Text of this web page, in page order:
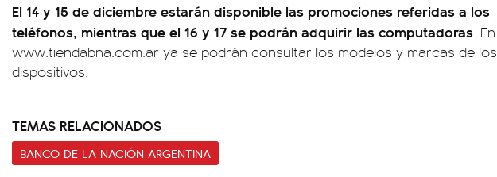
El 14 y 15 de diciembre estarán disponible las promociones referidas a los
teléfonos, mientras que el 16 y 17 se podrán adquirir las computadoras. En
www.tiendabna.com.ar ya se podrán consultar los modelos y marcas de los
dispositivos.
TEMAS RELACIONADOS
BANCO DE LA NACIÓN ARGENTINA